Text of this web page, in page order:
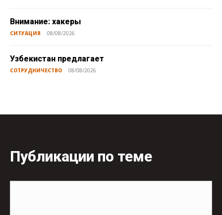
Внимание: хакеры
СИТУАЦИЯ 08/08/2026
Узбекистан предлагает
СОТРУДНИЧЕСТВО 08/08/2026
Публикации по теме